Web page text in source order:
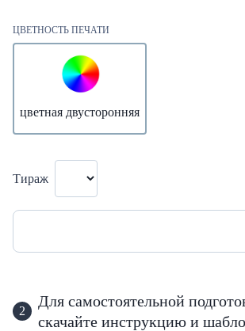
ЦВЕТНОСТЬ ПЕЧАТИ
цветная двусторонняя
Тираж
2
Для самостоятельной
скачайте инструкцию и